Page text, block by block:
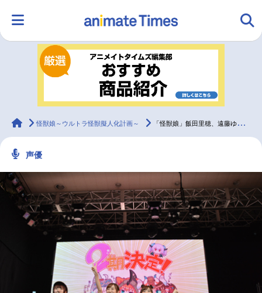
ランキング アニメ
ラジオ
2.5次元 配信・Vtuber トレンド 無料マンガ
最新記事一覧
アニメ記事一覧 声優記事一覧
アニメ映画一覧 実写化映画一覧
animateTimes
怪獣娘～ウルトラ怪獣擬人化計画～ 「怪獣娘」飯田里穂、遠藤ゆりか、湯浅かえでイベントレポート
声優